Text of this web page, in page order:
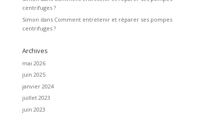
centrifuges ?
Simon dans Comment entretenir et réparer ses pompes
centrifuges ?
Archives
mai 2026
juin 2025
janvier 2024
juillet 2023
juin 2023